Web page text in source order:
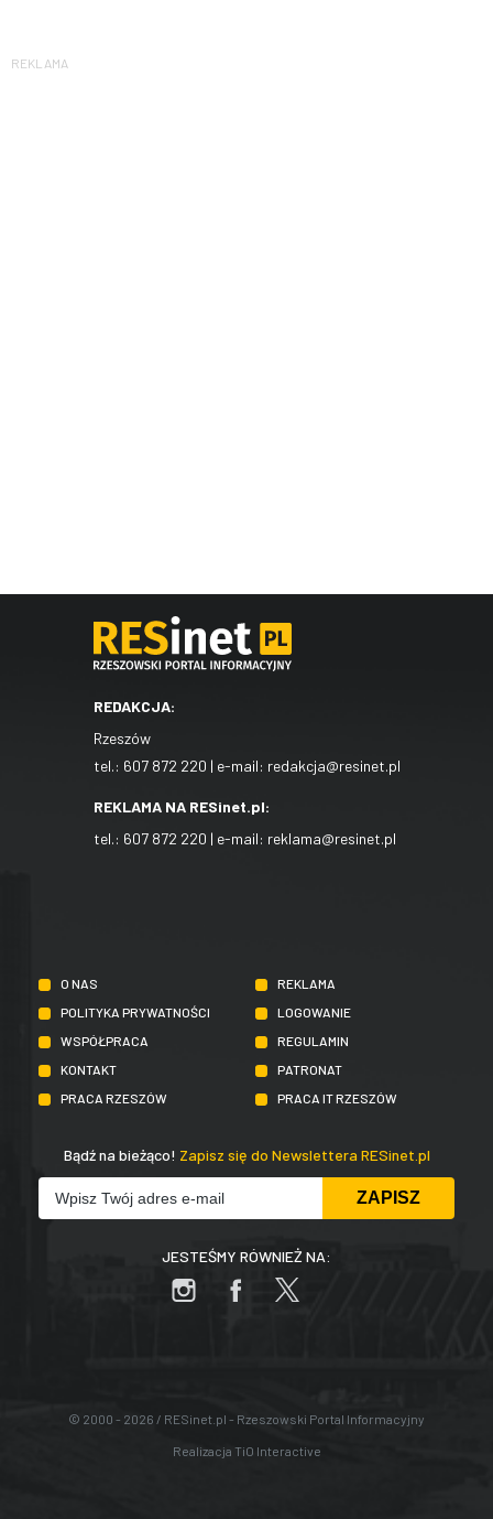
REKLAMA
REDAKCJA:
Rzeszów
tel.: 607 872 220 | e-mail: redakcja@resinet.pl
REKLAMA NA RESinet.pl:
tel.: 607 872 220 | e-mail: reklama@resinet.pl
O NAS
REKLAMA
POLITYKA PRYWATNOŚCI
LOGOWANIE
WSPÓŁPRACA
REGULAMIN
KONTAKT
PATRONAT
PRACA RZESZÓW
PRACA IT RZESZÓW
Bądź na bieżąco! Zapisz się do Newslettera RESinet.pl
JESTEŚMY RÓWNIEŻ NA:
© 2000 - 2026 / RESinet.pl - Rzeszowski Portal Informacyjny
Realizacja TiO Interactive